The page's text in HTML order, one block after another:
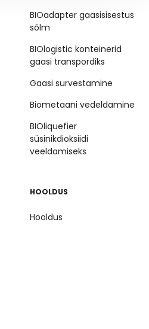
BIOadapter gaasisisestus
sõlm
BIOlogistic konteinerid
gaasi transpordiks
Gaasi survestamine
Biometaani vedeldamine
BIOliquefier
süsinikdioksiidi
veeldamiseks
HOOLDUS
Hooldus